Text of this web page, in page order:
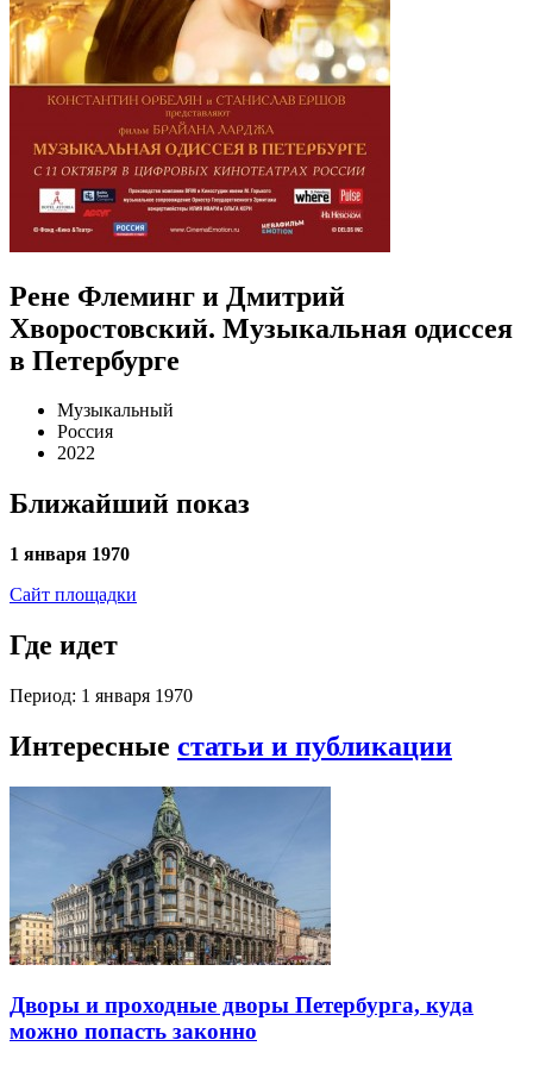
Рене Флеминг и Дмитрий
Хворостовский. Музыкальная одиссея
в Петербурге
Музыкальный
Россия
2022
Ближайший показ
1 января 1970
Сайт площадки
Где идет
Период: 1 января 1970
Интересные статьи и публикации
Дворы и проходные дворы Петербурга, куда
можно попасть законно